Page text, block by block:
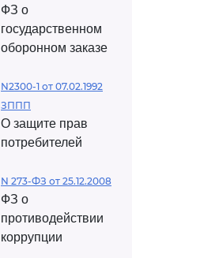
ФЗ о
государственном
оборонном заказе
N2300-1 от 07.02.1992
ЗППП
О защите прав
потребителей
N 273-ФЗ от 25.12.2008
ФЗ о
противодействии
коррупции